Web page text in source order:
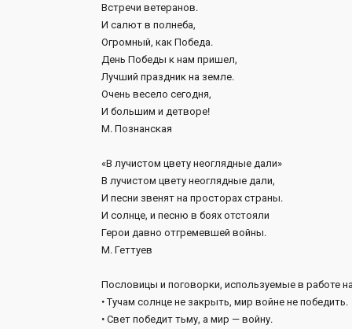
Встречи ветеранов.
И салют в полнеба,
Огромный, как Победа.
День Победы к нам пришел,
Лучший праздник на земле.
Очень весело сегодня,
И большим и детворе!
М. Познанская
«В лучистом цвету неоглядные дали»
В лучистом цвету неоглядные дали,
И песни звенят на просторах страны.
И солнце, и песню в боях отстояли
Герои давно отгремевшей войны.
М. Геттуев
Пословицы и поговорки, используемые в работе
• Тучам солнце не закрыть, мир войне не победить.
• Свет победит тьму, а мир — войну.